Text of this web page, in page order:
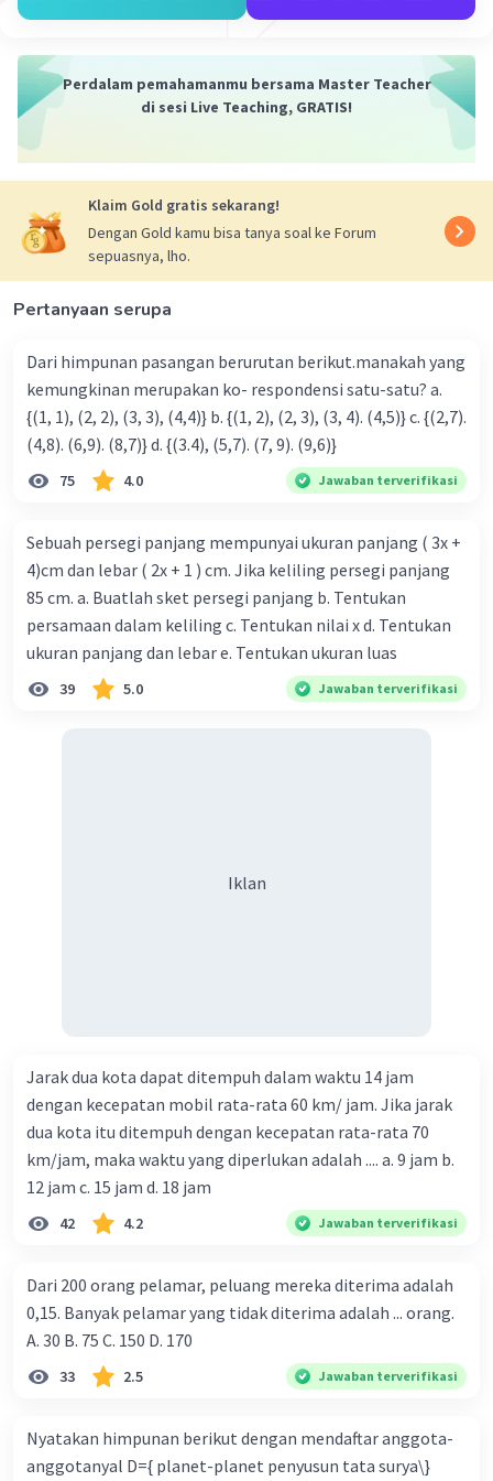
Beda antara U₁ dengan U₂
Beda antara U₂ dengan U₃
b = U₃ − U₂ = 5 − 3 = 2
Beda antara U₃ dengan U
b = U − U₃ = 7 − 5 = 2
Sehingga suku berikutnya adalah:
U5= U4 + b = 7 + 2 = 9
5, 7, 9, 11, ....
U₁ = 5
U₂ = 7
U₃ = 9
Beda antara U₁ dengan U₂
b = U₂ − U₁ = 7 − 5 = 2
Beda antara U₂ dengan U₃
b = U₃ − U₂ = 9 − 7 = 2
4
b = U
Beda antara U₂ dengan U₃
b = U₃ − U₂ = 3 − 1 = 2
Beda antara U₃ dengan U4
b = U4− U₃ = 5 − 3 = 2
Sehingga suku berikutnya adalah:
5= U + b = 5 + 2 = 7
Jadi, 3 bilangan selanjutnya dari pola barisan
bilangan tersebut adalah 9, 13 dan 7.
Beri Rating Balas
Perdalam pemahamanmu bersama Master Teacher
di sesi Live Teaching, GRATIS!
Klaim Gold gratis sekarang!
Dengan Gold kamu bisa tanya soal ke Forum
sepuasnya, lho.
Pertanyaan serupa
Dari himpunan pasangan berurutan berikut.manakah yang
kemungkinan merupakan ko- respondensi satu-satu? a.
{(1, 1), (2, 2), (3, 3), (4,4)} b. {(1, 2), (2, 3), (3, 4). (4,5)} c. {(2,7).
(4,8). (6,9). (8,7)} d. {(3.4), (5,7). (7, 9). (9,6)}
75 4.0 Jawaban terverifikasi
Sebuah persegi panjang mempunyai ukuran panjang ( 3x +
4)cm dan lebar ( 2x + 1 ) cm. Jika keliling persegi panjang
85 cm. a. Buatlah sket persegi panjang b. Tentukan
persamaan dalam keliling c. Tentukan nilai x d. Tentukan
ukuran panjang dan lebar e. Tentukan ukuran luas
39 5.0 Jawaban terverifikasi
Iklan
Jarak dua kota dapat ditempuh dalam waktu 14 jam
dengan kecepatan mobil rata-rata 60 km/ jam. Jika jarak
dua kota itu ditempuh dengan kecepatan rata-rata 70
km/jam, maka waktu yang diperlukan adalah .... a. 9 jam b.
12 jam c. 15 jam d. 18 jam
42 4.2 Jawaban terverifikasi
Dari 200 orang pelamar, peluang mereka diterima adalah
0,15. Banyak pelamar yang tidak diterima adalah ... orang.
A. 30 B. 75 C. 150 D. 170
33 2.5 Jawaban terverifikasi
Nyatakan himpunan berikut dengan mendaftar anggota-
anggotanyal D={ planet-planet penyusun tata surya\}